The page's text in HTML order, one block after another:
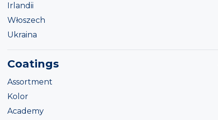
Irlandii
Włoszech
Ukraina
Coatings
Assortment
Kolor
Academy